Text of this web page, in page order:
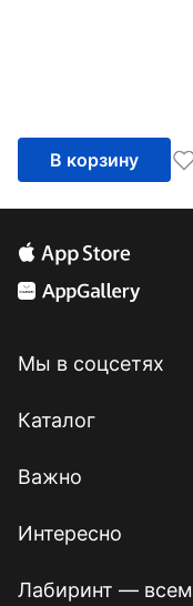
В корзину
Мы в соцсетях
Каталог
Важно
Интересно
Лабиринт — всем